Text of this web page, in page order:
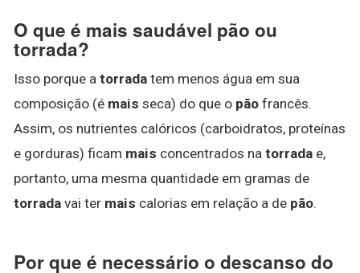
O que é mais saudável pão ou
torrada?
Isso porque a torrada tem menos água em sua
composição (é mais seca) do que o pão francês.
Assim, os nutrientes calóricos (carboidratos, proteínas
e gorduras) ficam mais concentrados na torrada e,
portanto, uma mesma quantidade em gramas de
torrada vai ter mais calorias em relação a de pão.
Por que é necessário o descanso do